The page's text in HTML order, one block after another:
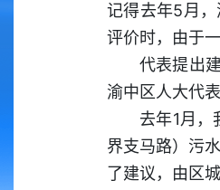
记得去年5月
评价时，由于
代表提出
渝中区人大代
去年1月
界支马路）污
了建议，由区